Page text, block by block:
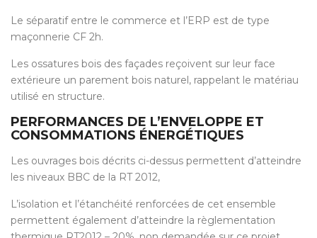
Le séparatif entre le commerce et l’ERP est de type
maçonnerie CF 2h.
Les ossatures bois des façades reçoivent sur leur face
extérieure un parement bois naturel, rappelant le matériau
utilisé en structure.
PERFORMANCES DE L’ENVELOPPE ET
CONSOMMATIONS ÉNERGÉTIQUES
Les ouvrages bois décrits ci-dessus permettent d’atteindre
les niveaux BBC de la RT 2012,
L’isolation et l’étanchéité renforcées de cet ensemble
permettent également d’atteindre la règlementation